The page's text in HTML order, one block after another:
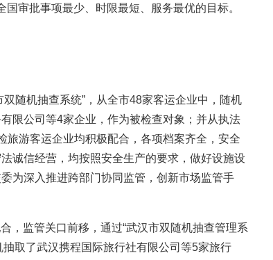
国审批事项最少、时限最短、服务最优的目标。
随机抽查系统”，从全市48家客运企业中，随机
限公司等4家企业，作为被检查对象；并从执法
游客运企业均积极配合，各项档案齐全，安全
诚信经营，均按照安全生产的要求，做好设施设
为深入推进跨部门协同监管，创新市场监管手
监管关口前移，通过“武汉市双随机抽查管理系
取了武汉携程国际旅行社有限公司等5家旅行